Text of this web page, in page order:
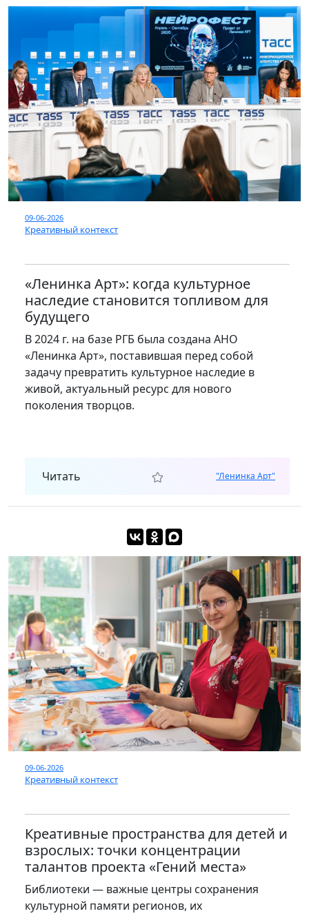
09-06-2026
Креативный контекст
«Ленинка Арт»: когда культурное
наследие становится топливом для
будущего
В 2024 г. на базе РГБ была создана АНО
«Ленинка Арт», поставившая перед собой
задачу превратить культурное наследие в
живой, актуальный ресурс для нового
поколения творцов.
Читать "Ленинка Арт"
09-06-2026
Креативный контекст
Креативные пространства для детей и
взрослых: точки концентрации
талантов проекта «Гений места»
Библиотеки — важные центры сохранения
культурной памяти регионов, их